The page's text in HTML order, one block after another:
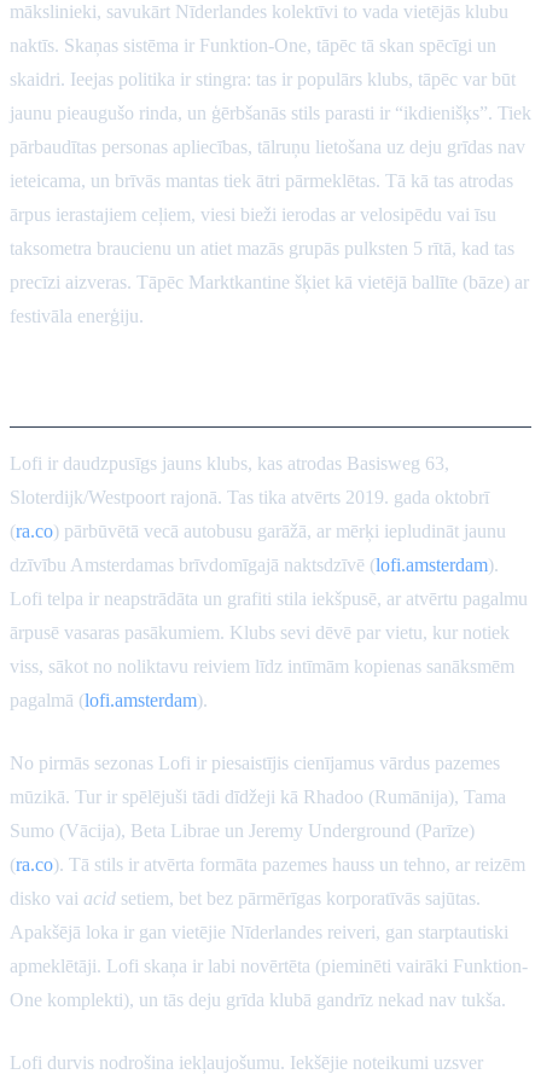
mākslinieki, savukārt Nīderlandes kolektīvi to vada vietējās klubu
naktīs. Skaņas sistēma ir Funktion-One, tāpēc tā skan spēcīgi un
skaidri. Ieejas politika ir stingra: tas ir populārs klubs, tāpēc var būt
jaunu pieaugušo rinda, un ģērbšanās stils parasti ir “ikdienišķs”. Tiek
pārbaudītas personas apliecības, tālruņu lietošana uz deju grīdas nav
ieteicama, un brīvās mantas tiek ātri pārmeklētas. Tā kā tas atrodas
ārpus ierastajiem ceļiem, viesi bieži ierodas ar velosipēdu vai īsu
taksometra braucienu un atiet mazās grupās pulksten 5 rītā, kad tas
precīzi aizveras. Tāpēc Marktkantine šķiet kā vietējā ballīte (bāze) ar
festivāla enerģiju.
Lofi ir daudzpusīgs jauns klubs, kas atrodas Basisweg 63,
Sloterdijk/Westpoort rajonā. Tas tika atvērts 2019. gada oktobrī
(ra.co) pārbūvētā vecā autobusu garāžā, ar mērķi iepludināt jaunu
dzīvību Amsterdamas brīvdomīgajā naktsdzīvē (lofi.amsterdam).
Lofi telpa ir neapstrādāta un grafiti stila iekšpusē, ar atvērtu pagalmu
ārpusē vasaras pasākumiem. Klubs sevi dēvē par vietu, kur notiek
viss, sākot no noliktavu reiviem līdz intīmām kopienas sanāksmēm
pagalmā (lofi.amsterdam).
No pirmās sezonas Lofi ir piesaistījis cienījamus vārdus pazemes
mūzikā. Tur ir spēlējuši tādi dīdžeji kā Rhadoo (Rumānija), Tama
Sumo (Vācija), Beta Librae un Jeremy Underground (Parīze)
(ra.co). Tā stils ir atvērta formāta pazemes hauss un tehno, ar reizēm
disko vai acid setiem, bet bez pārmērīgas korporatīvās sajūtas.
Apakšējā loka ir gan vietējie Nīderlandes reiveri, gan starptautiski
apmeklētāji. Lofi skaņa ir labi novērtēta (pieminēti vairāki Funktion-
One komplekti), un tās deju grīda klubā gandrīz nekad nav tukša.
Lofi durvis nodrošina iekļaujošumu. Iekšējie noteikumi uzsver